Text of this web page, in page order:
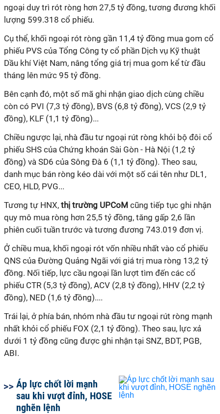
ngoại duy trì rót ròng hơn 27,5 tỷ đồng, tương đương khối
lượng 599.318 cổ phiếu.
Cụ thể, khối ngoại rót ròng gần 11,4 tỷ đồng mua gom cổ
phiếu PVS của Tổng Công ty cổ phần Dịch vụ Kỹ thuật
Dầu khí Việt Nam, nâng tổng giá trị mua gom kể từ đầu
tháng lên mức 95 tỷ đồng.
Bên cạnh đó, một số mã ghi nhận giao dịch cùng chiều
còn có PVI (7,3 tỷ đồng), BVS (6,8 tỷ đồng), VCS (2,9 tỷ
đồng), KLF (1,1 tỷ đồng)...
Chiều ngược lại, nhà đầu tư ngoại rút ròng khỏi bộ đôi cổ
phiếu SHS của Chứng khoán Sài Gòn - Hà Nội (1,2 tỷ
đồng) và SD6 của Sông Đà 6 (1,1 tỷ đồng). Theo sau,
danh mục bán ròng kéo dài với một số cái tên như DL1,
CEO, HLD, PVG...
Tương tự HNX, thị trường UPCoM cũng tiếp tục ghi nhận
quy mô mua ròng hơn 25,5 tỷ đồng, tăng gấp 2,6 lần
phiên cuối tuần trước và tương đương 743.019 đơn vị.
Ở chiều mua, khối ngoại rót vốn nhiều nhất vào cổ phiếu
QNS của Đường Quảng Ngãi với giá trị mua ròng 13,2 tỷ
đồng. Nối tiếp, lực cầu ngoại lần lượt tìm đến các cổ
phiếu CTR (5,3 tỷ đồng), ACV (2,8 tỷ đồng), HHV (2,2 tỷ
đồng), NED (1,6 tỷ đồng)....
Trái lại, ở phía bán, nhóm nhà đầu tư ngoại rút ròng mạnh
nhất khỏi cổ phiếu FOX (2,1 tỷ đồng). Theo sau, lực xả
dưới 1 tỷ đồng cũng được ghi nhận tại SNZ, BDT, PGB,
ABI.
Áp lực chốt lời mạnh
sau khi vượt đỉnh, HOSE
nghẽn lệnh